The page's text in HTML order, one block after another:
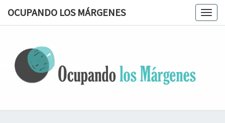
OCUPANDO LOS MÁRGENES
Terapia
Ocupacional